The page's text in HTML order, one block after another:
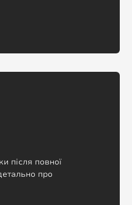
після повної
про